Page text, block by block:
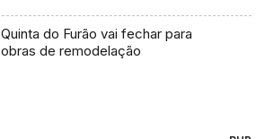
Quinta do Furão vai fechar para
obras de remodelação